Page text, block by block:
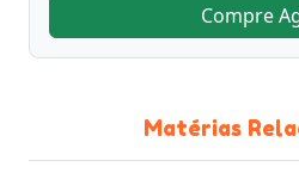
Compre
Matérias